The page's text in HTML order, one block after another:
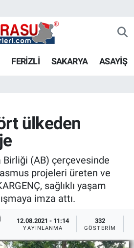
FERİZLİ SAKARYA ASAYİŞ
ülkeden
Birliği (AB) çerçevesinde
projeleri üreten ve
sağlıklı yaşam
imza attı.
12.08.2021 - 11:14
YAYINLANMA
332
GÖSTERIM